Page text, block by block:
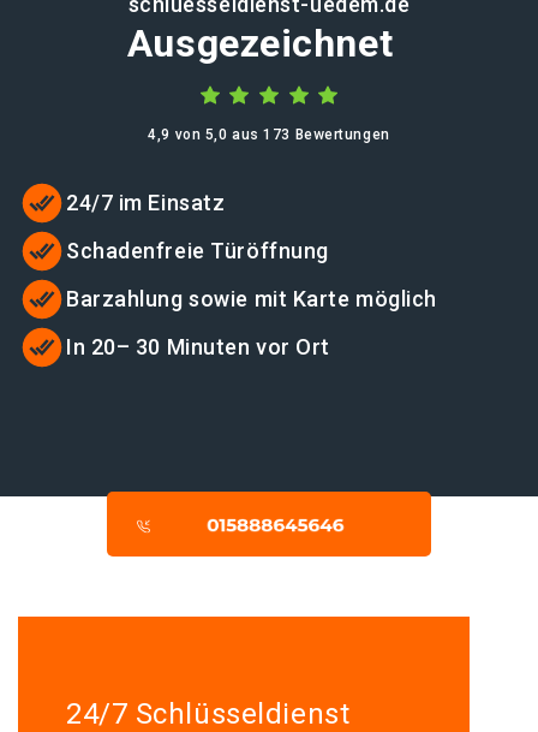
Ausgezeichnet
4,9 von 5,0 aus 173 Bewertungen
24/7 im Einsatz
Schadenfreie Türöffnung
Barzahlung sowie mit Karte möglich
In 20– 30 Minuten vor Ort
24/7 Schlüsseldienst